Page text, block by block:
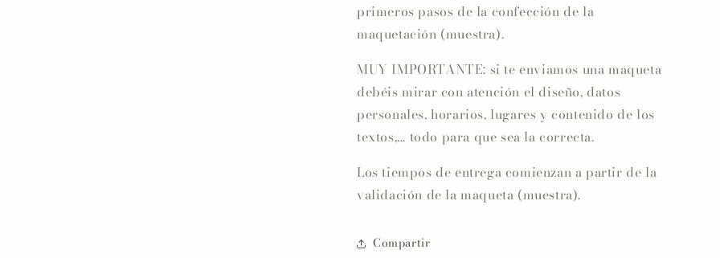
primeros pasos de la confección de la
maquetación (muestra).
MUY IMPORTANTE: si te enviamos una maqueta
debéis mirar con atención el diseño, datos
personales, horarios, lugares y contenido de los
textos,... todo para que sea la correcta.
Los tiempos de entrega comienzan a partir de la
validación de la maqueta (muestra).
Compartir